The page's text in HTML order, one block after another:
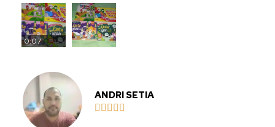
0:07
ANDRI SETIA
    